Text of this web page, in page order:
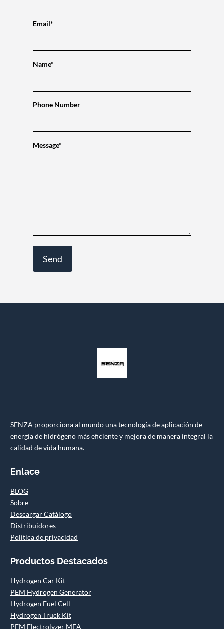
Email*
Name*
Phone Number
Message*
SENZA proporciona al mundo una tecnología de aplicación de
energía de hidrógeno más eficiente y mejora de manera integral la
calidad de vida humana.
Enlace
BLOG
Sobre
Descargar Catálogo
Distribuidores
Política de privacidad
Productos Destacados
Hydrogen Car Kit
PEM Hydrogen Generator
Hydrogen Fuel Cell
Hydrogen Truck Kit
PEM Electrolyzer MEA